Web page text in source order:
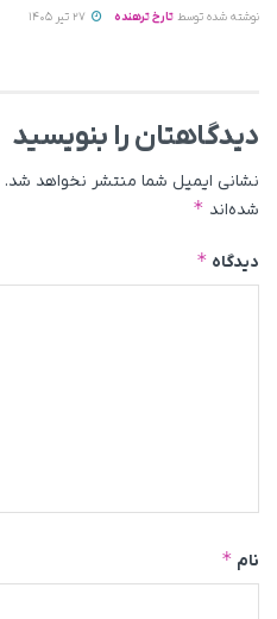
نوشته شده توسط تارخ ترهنده
دیدگاهتان را بنویسید
نشانی ایمیل شما منتشر نخواهد شد.
شده‌اند *
دیدگاه *
نام *